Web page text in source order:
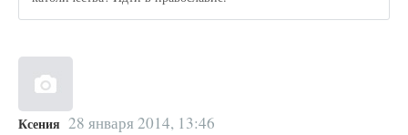
Ксения 28 января 2014, 13:46